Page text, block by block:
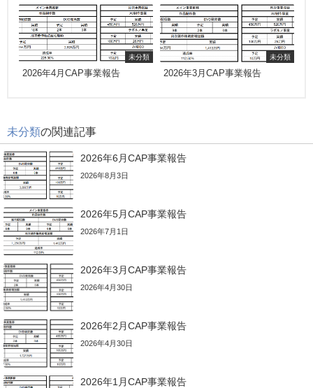
未分類
2026年4月CAP事業報告
未分類
2026年3月CAP事業報告
未分類の関連記事
2026年6月CAP事業報告
2026年8月3日
2026年5月CAP事業報告
2026年7月1日
2026年3月CAP事業報告
2026年4月30日
2026年2月CAP事業報告
2026年4月30日
2026年1月CAP事業報告